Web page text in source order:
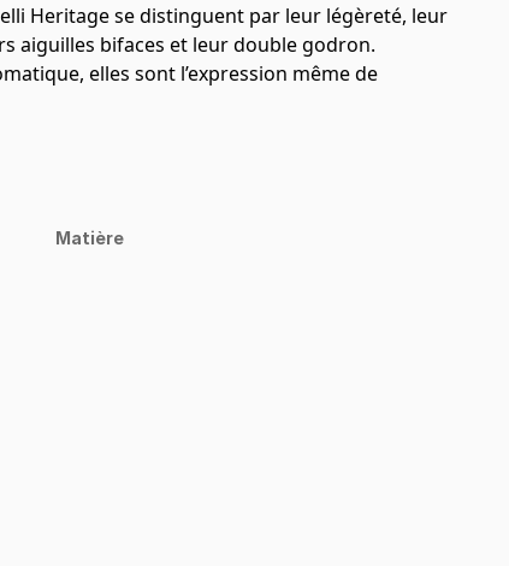
Heritage se distinguent par leur légèreté, leur
aiguilles bifaces et leur double godron.
elles sont l’expression même de
Matière